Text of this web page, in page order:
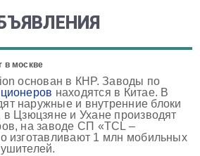
в москве
основан в КНР. Заводы по
находятся в Китае. В
наружные и внутренние блоки
Цзюцзяне и Ухане производят
на заводе СП «TCL –
изготавливают 1 млн мобильных